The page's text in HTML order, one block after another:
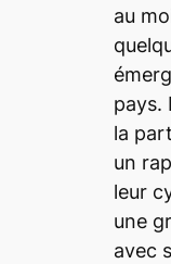
au
pays.
la
un
leur
une
avec